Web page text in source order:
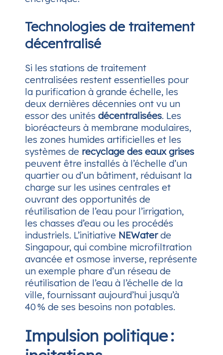
Technologies de traitement
décentralisé
Si les stations de traitement
centralisées restent essentielles pour
la purification à grande échelle, les
deux dernières décennies ont vu un
essor des unités décentralisées. Les
bioréacteurs à membrane modulaires,
les zones humides artificielles et les
systèmes de recyclage des eaux grises
peuvent être installés à l’échelle d’un
quartier ou d’un bâtiment, réduisant la
charge sur les usines centrales et
ouvrant des opportunités de
réutilisation de l’eau pour l’irrigation,
les chasses d’eau ou les procédés
industriels. L’initiative NEWaterde
Singapour, qui combine microfiltration
avancée et osmose inverse, représente
un exemple phare d’un réseau de
réutilisation de l’eau à l’échelle de la
ville, fournissant aujourd’hui jusqu’à
40 % de ses besoins non potables.
Impulsion politique :